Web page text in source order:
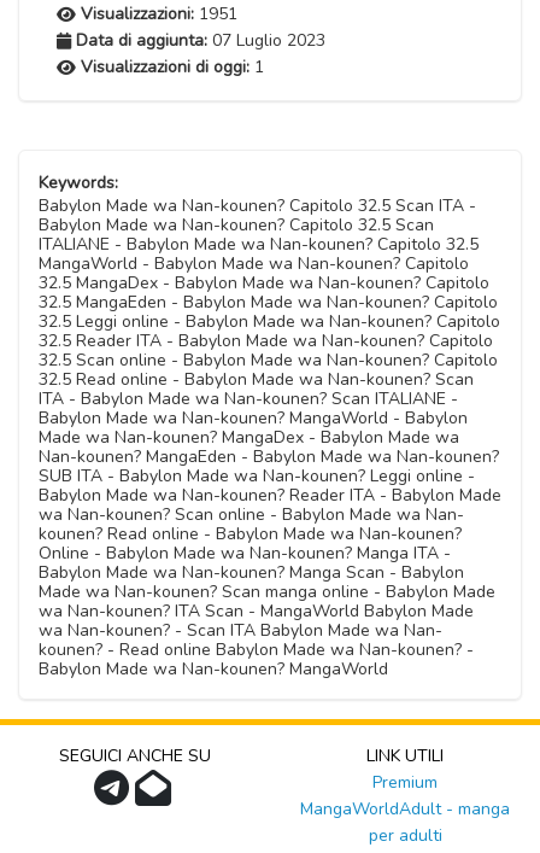
Visualizzazioni: 1951
Data di aggiunta: 07 Luglio 2023
Visualizzazioni di oggi: 1
Keywords:
Babylon Made wa Nan-kounen? Capitolo 32.5 Scan ITA -
Babylon Made wa Nan-kounen? Capitolo 32.5 Scan
ITALIANE - Babylon Made wa Nan-kounen? Capitolo 32.5
MangaWorld - Babylon Made wa Nan-kounen? Capitolo
32.5 MangaDex - Babylon Made wa Nan-kounen? Capitolo
32.5 MangaEden - Babylon Made wa Nan-kounen? Capitolo
32.5 Leggi online - Babylon Made wa Nan-kounen? Capitolo
32.5 Reader ITA - Babylon Made wa Nan-kounen? Capitolo
32.5 Scan online - Babylon Made wa Nan-kounen? Capitolo
32.5 Read online - Babylon Made wa Nan-kounen? Scan
ITA - Babylon Made wa Nan-kounen? Scan ITALIANE -
Babylon Made wa Nan-kounen? MangaWorld - Babylon
Made wa Nan-kounen? MangaDex - Babylon Made wa
Nan-kounen? MangaEden - Babylon Made wa Nan-kounen?
SUB ITA - Babylon Made wa Nan-kounen? Leggi online -
Babylon Made wa Nan-kounen? Reader ITA - Babylon Made
wa Nan-kounen? Scan online - Babylon Made wa Nan-
kounen? Read online - Babylon Made wa Nan-kounen?
Online - Babylon Made wa Nan-kounen? Manga ITA -
Babylon Made wa Nan-kounen? Manga Scan - Babylon
Made wa Nan-kounen? Scan manga online - Babylon Made
wa Nan-kounen? ITA Scan - MangaWorld Babylon Made
wa Nan-kounen? - Scan ITA Babylon Made wa Nan-
kounen? - Read online Babylon Made wa Nan-kounen? -
Babylon Made wa Nan-kounen? MangaWorld
SEGUICI ANCHE SU
LINK UTILI
Premium
MangaWorldAdult - manga
per adulti